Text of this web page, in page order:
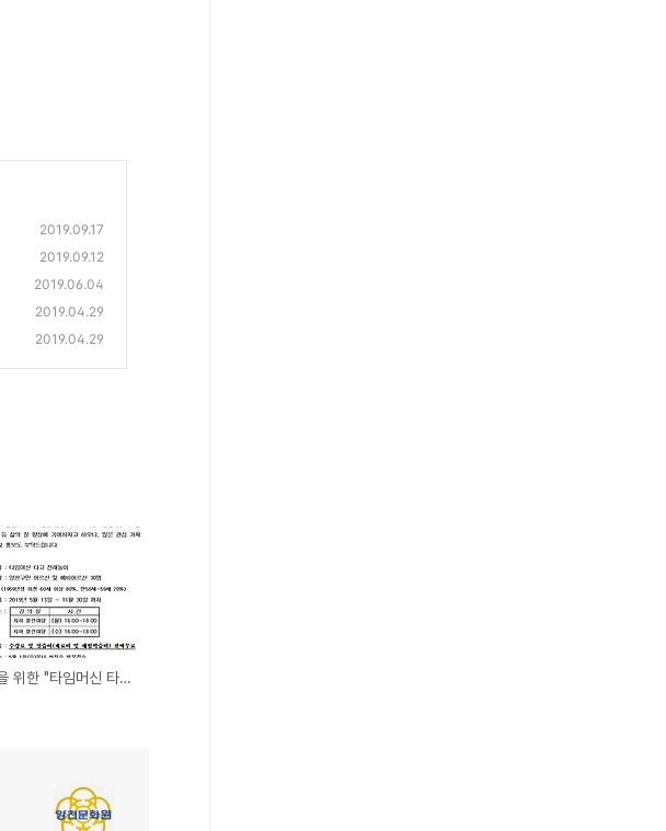
2019.09.17
2019.09.12
2019.06.04
2019.04.29
2019.04.29
어르신을 위한 "타임머신 타고 전래놀이" 무료강좌 안내